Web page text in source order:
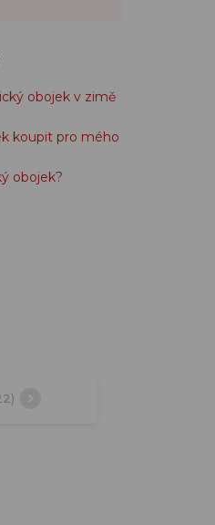
obojek v zimě
koupit pro mého
obojek?